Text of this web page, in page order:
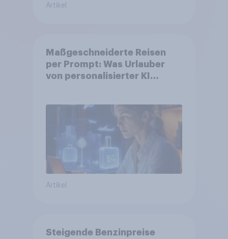
Artikel
Maßgeschneiderte Reisen
per Prompt: Was Urlauber
von personalisierter KI
bereits genutzt werden
Artikel
Steigende Benzinpreise